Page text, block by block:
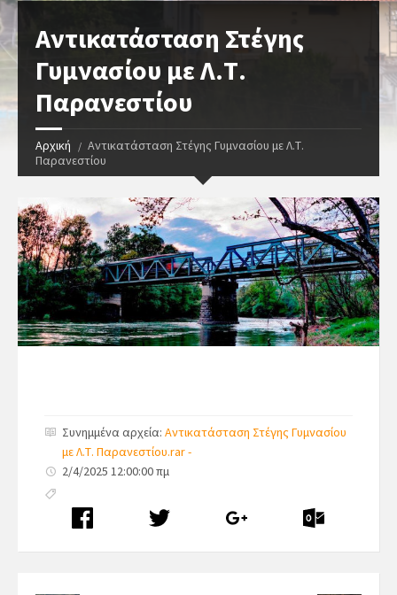
Αντικατάσταση Στέγης
Γυμνασίου με Λ.Τ.
Παρανεστίου
Αρχική
Αντικατάσταση Στέγης Γυμνασίου με Λ.Τ.
Παρανεστίου
Συνημμένα αρχεία: Αντικατάσταση Στέγης Γυμνασίου
με Λ.Τ. Παρανεστίου.rar -
2/4/2025 12:00:00 πμ